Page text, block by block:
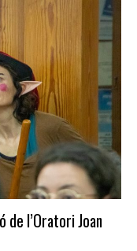
de l’Oratori Joan